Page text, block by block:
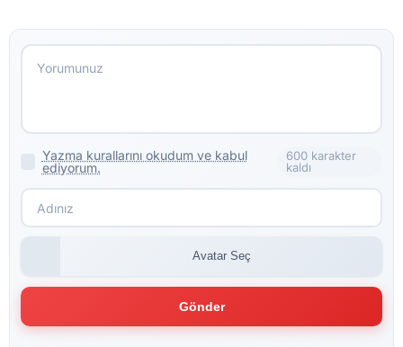
Yazma kurallarını okudum ve kabul
ediyorum.
600 karakter
kaldı
Avatar Seç
Gönder